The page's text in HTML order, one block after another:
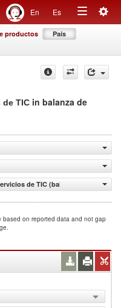
En Es
Toggle
productos País
TIC in balanza de
de TIC (balanza de pagos,
based on reported data and not gap